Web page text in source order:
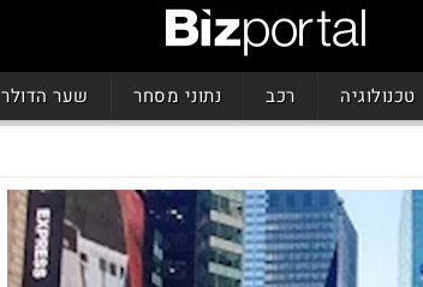
טכנולוגיה רכב נתוני מסחר שער הדולר